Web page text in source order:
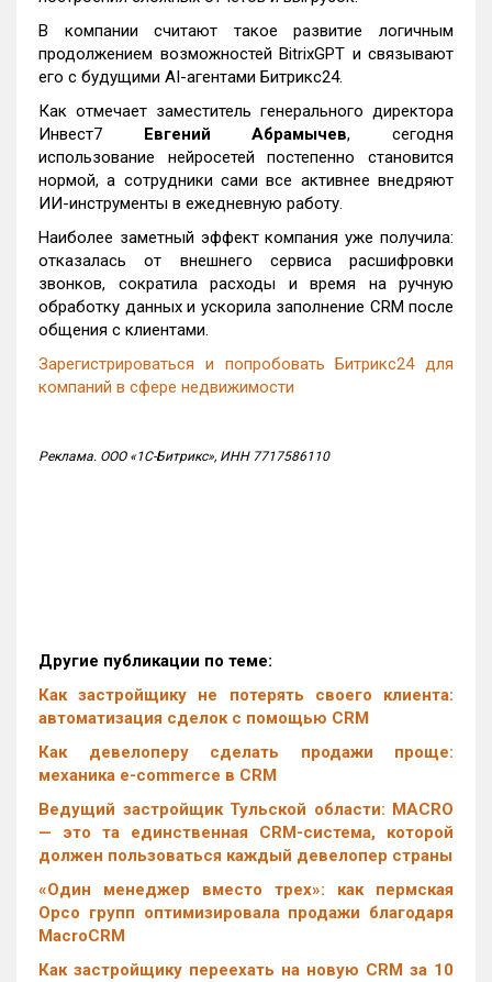
В компании считают такое развитие логичным
продолжением возможностей BitrixGPT и связывают
его с будущими AI-агентами Битрикс24.
Как отмечает заместитель генерального директора
Инвест7 Евгений Абрамычев, сегодня
использование нейросетей постепенно становится
нормой, а сотрудники сами все активнее внедряют
ИИ-инструменты в ежедневную работу.
Наиболее заметный эффект компания уже получила:
отказалась от внешнего сервиса расшифровки
звонков, сократила расходы и время на ручную
обработку данных и ускорила заполнение CRM после
общения с клиентами.
Зарегистрироваться и попробовать Битрикс24 для
компаний в сфере недвижимости
Реклама. ООО «1С-Битрикс», ИНН 7717586110
Другие публикации по теме:
Как застройщику не потерять своего клиента:
автоматизация сделок с помощью CRM
Как девелоперу сделать продажи проще:
механика e-commerce в CRM
Ведущий застройщик Тульской области: MACRO
— это та единственная CRM-система, которой
должен пользоваться каждый девелопер страны
«Один менеджер вместо трех»: как пермская
Орсо групп оптимизировала продажи благодаря
MacroCRM
Как застройщику переехать на новую CRM за 10